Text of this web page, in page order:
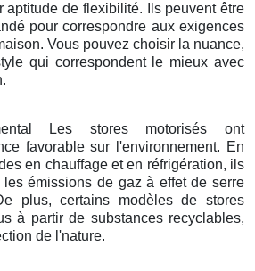
aptitude de flexibilité. Ils peuvent être
pour correspondre aux exigences
Vous pouvez choisir la nuance,
qui correspondent le mieux avec
Les stores motorisés ont
favorable sur l'environnement. En
en chauffage et en réfrigération, ils
émissions de gaz à effet de serre
plus, certains modèles de stores
à partir de substances recyclables,
de l'nature.